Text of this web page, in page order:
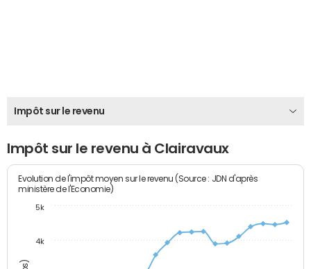
Impôt sur le revenu
Impôt sur le revenu à Clairavaux
Evolution de l'impôt moyen sur le revenu (Source : JDN d'après
ministère de l'Economie)
4k
5k